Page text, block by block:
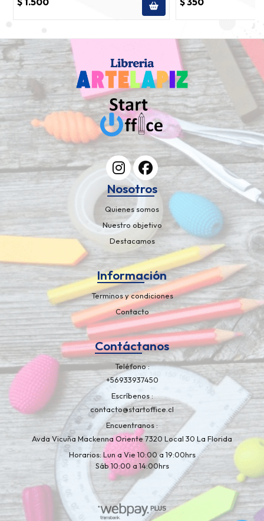
Nosotros
Quienes somos
Nuestro objetivo
Destacamos
Información
Terminos y condiciones
Contacto
Contáctanos
Teléfono
+56933937450
Escríbenos
contacto@startoffice.cl
Encuentranos
Avda Vicuña Mackenna Oriente 7320 Local 30 La Florida
Horarios: Lun a Vie 10:00 a 19:00hrs
Sáb 10:00 a 14:00hrs